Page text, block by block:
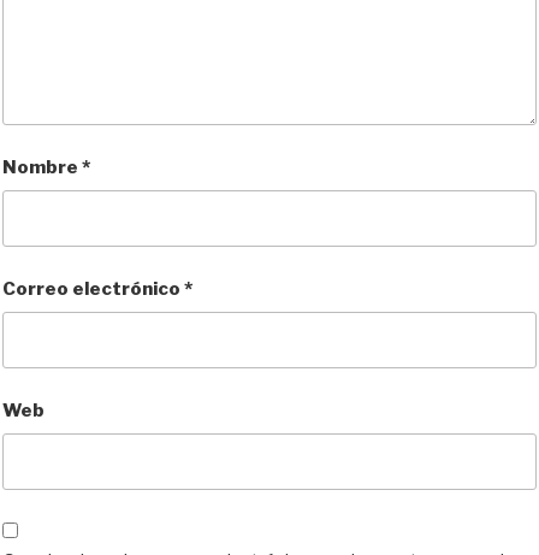
Nombre *
Correo electrónico *
Web